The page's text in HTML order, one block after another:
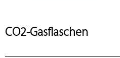
CO2-Gasflaschen